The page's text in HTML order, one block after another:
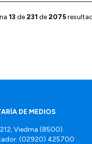
13 de231 de2075
DE MEDIOS
Viedma (8500).
(02920) 425700